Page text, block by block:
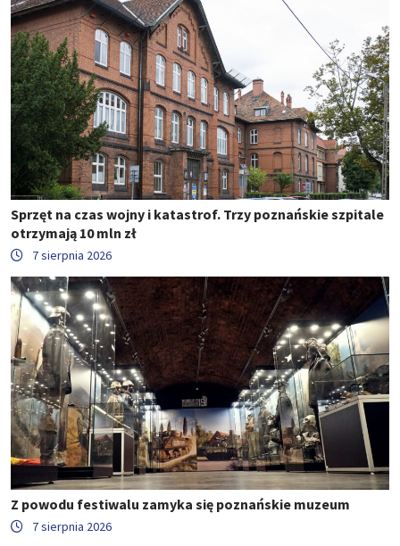
Sprzęt na czas wojny i katastrof. Trzy poznańskie szpitale
otrzymają 10 mln zł
7 sierpnia 2026
Z powodu festiwalu zamyka się poznańskie muzeum
7 sierpnia 2026